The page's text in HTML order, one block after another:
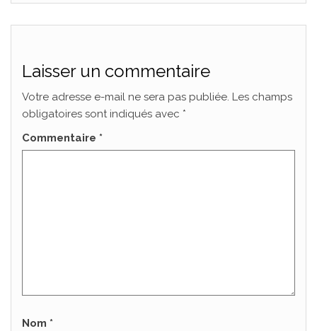
Laisser un commentaire
Votre adresse e-mail ne sera pas publiée. Les champs
obligatoires sont indiqués avec *
Commentaire *
Nom *